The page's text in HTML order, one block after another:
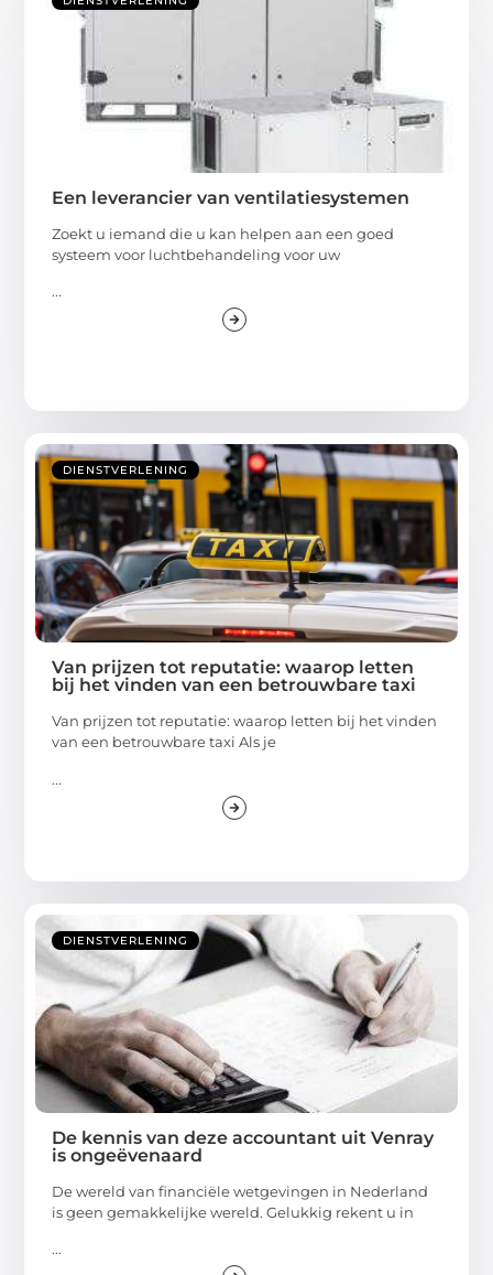
Een leverancier van ventilatiesystemen
Zoekt u iemand die u kan helpen aan een goed
systeem voor luchtbehandeling voor uw
...
DIENSTVERLENING
Van prijzen tot reputatie: waarop letten
bij het vinden van een betrouwbare taxi
Van prijzen tot reputatie: waarop letten bij het vinden
van een betrouwbare taxi Als je
...
DIENSTVERLENING
De kennis van deze accountant uit Venray
is ongeëvenaard
De wereld van financiële wetgevingen in Nederland
is geen gemakkelijke wereld. Gelukkig rekent u in
...